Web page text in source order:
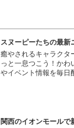
スヌーピーたちの最新
癒やされるキャラクタ
っと一息つこう！かわ
やイベント情報を毎日
関西のイオンモールで